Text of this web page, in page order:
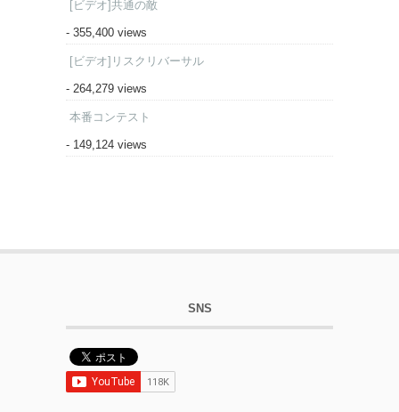
[ビデオ]共通の敵
- 355,400 views
[ビデオ]リスクリバーサル
- 264,279 views
本番コンテスト
- 149,124 views
SNS